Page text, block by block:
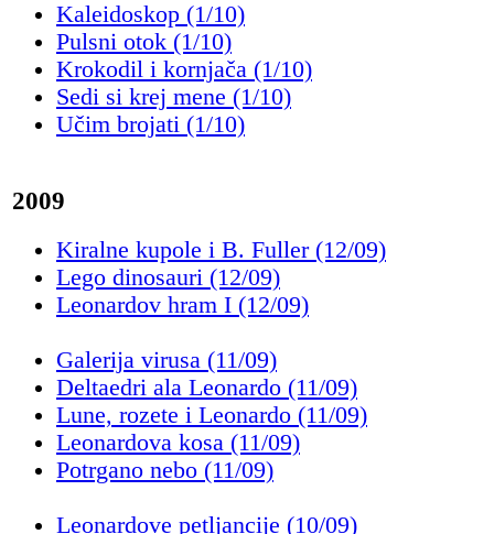
Kaleidoskop (1/10)
Pulsni otok (1/10)
Krokodil i kornjača (1/10)
Sedi si krej mene (1/10)
Učim brojati (1/10)
2009
Kiralne kupole i B. Fuller (12/09)
Lego dinosauri (12/09)
Leonardov hram I (12/09)
Galerija virusa (11/09)
Deltaedri ala Leonardo (11/09)
Lune, rozete i Leonardo (11/09)
Leonardova kosa (11/09)
Potrgano nebo (11/09)
Leonardove petljancije (10/09)